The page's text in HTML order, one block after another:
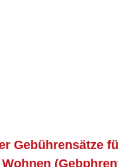
Gebührensätze